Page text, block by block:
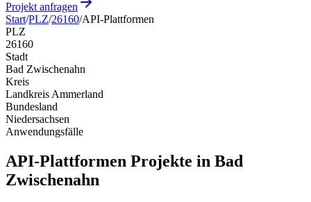
Projekt anfragen
Start/PLZ/26160/API-Plattformen
PLZ
26160
Stadt
Bad Zwischenahn
Kreis
Landkreis Ammerland
Bundesland
Niedersachsen
Anwendungsfälle
API-Plattformen Projekte in Bad
Zwischenahn